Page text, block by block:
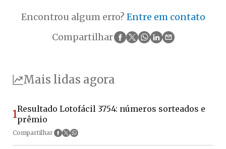
Encontrou algum erro? Entre em contato
Compartilhar
Mais lidas agora
1Resultado Lotofácil 3754: números sorteados e
prêmio
Compartilhar